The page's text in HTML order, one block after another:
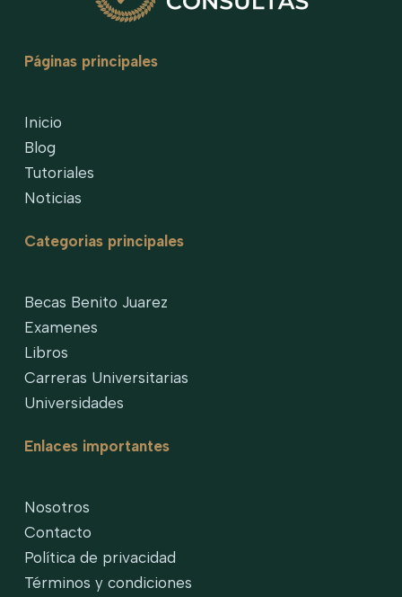
Páginas principales
Inicio
Blog
Tutoriales
Noticias
Categorias principales
Becas Benito Juarez
Examenes
Libros
Carreras Universitarias
Universidades
Enlaces importantes
Nosotros
Contacto
Política de privacidad
Términos y condiciones